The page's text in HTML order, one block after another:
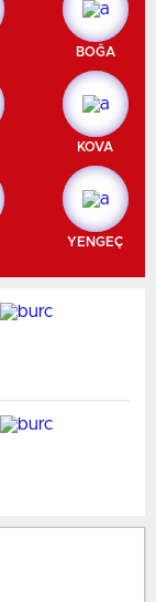
BOĞA
KOVA
YENGEÇ